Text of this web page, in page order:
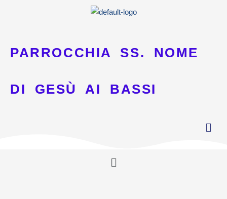
PARROCCHIA SS. NOME
DI GESÙ AI BASSI